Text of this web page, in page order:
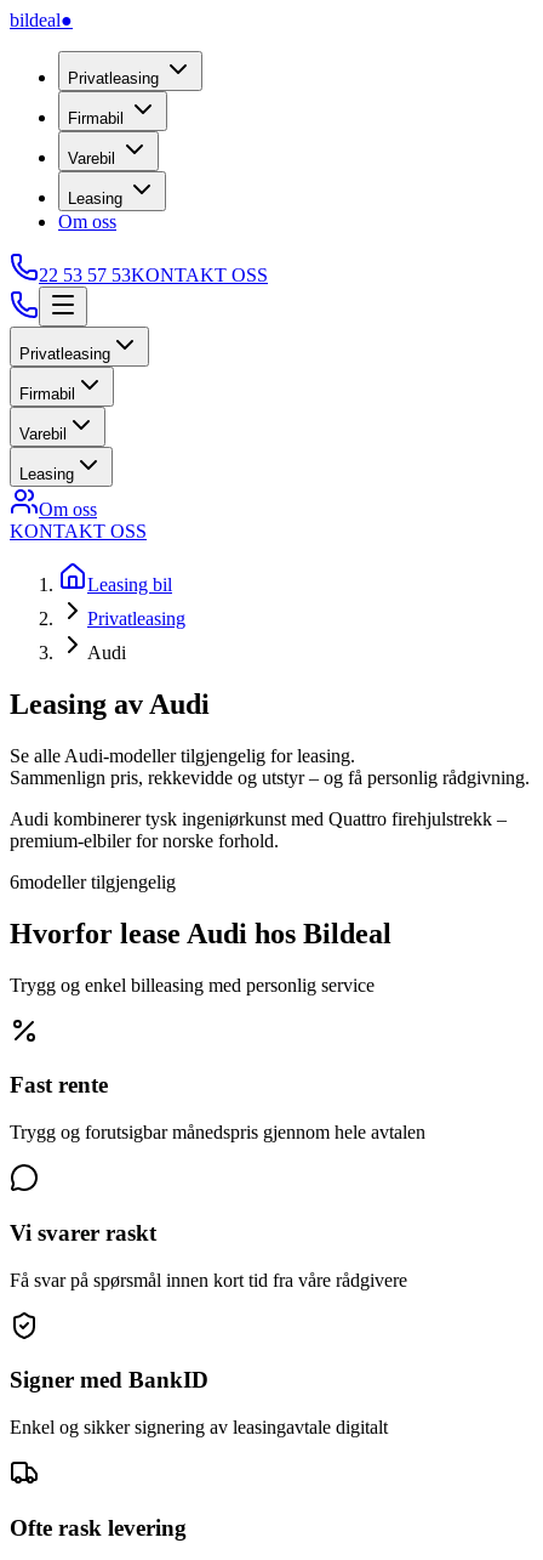
bildeal●
Privatleasing
Firmabil
Varebil
Leasing
Om oss
22 53 57 53KONTAKT OSS
Privatleasing
Firmabil
Varebil
Leasing
Om oss
KONTAKT OSS
Leasing bil
Privatleasing
Audi
Leasing av Audi
Se alle Audi-modeller tilgjengelig for leasing.
Sammenlign pris, rekkevidde og utstyr – og få personlig rådgivning.
Audi kombinerer tysk ingeniørkunst med Quattro firehjulstrekk –
premium-elbiler for norske forhold.
6modellertilgjengelig
Hvorfor lease Audi hos Bildeal
Trygg og enkel billeasing med personlig service
Fast rente
Trygg og forutsigbar månedspris gjennom hele avtalen
Vi svarer raskt
Få svar på spørsmål innen kort tid fra våre rådgivere
Signer med BankID
Enkel og sikker signering av leasingavtale digitalt
Ofte rask levering